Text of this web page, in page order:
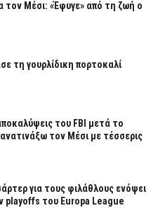
τον Μέσι: «Έφυγε» από τη ζωή ο
τη γουρλίδικη πορτοκαλί
του FBI μετά το
τον Μέσι με τέσσερις
για τους φιλάθλους ενόψει
playoffs του Europa League